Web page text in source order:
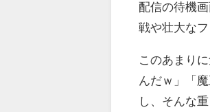
配信の待機
戦や壮大な
このあまり
んだｗ」「
し、そんな